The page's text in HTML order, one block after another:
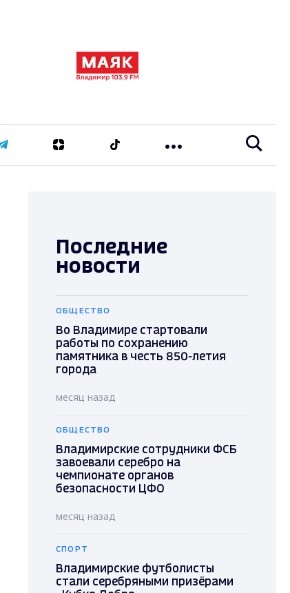
Последние
новости
ОБЩЕСТВО
Во Владимире стартовали
работы по сохранению
памятника в честь 850-летия
города
месяц назад
ОБЩЕСТВО
Владимирские сотрудники ФСБ
завоевали серебро на
чемпионате органов
безопасности ЦФО
месяц назад
СПОРТ
Владимирские футболисты
стали серебряными призёрами